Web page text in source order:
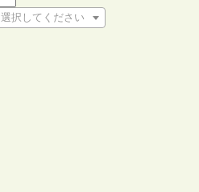
択してください
ださい